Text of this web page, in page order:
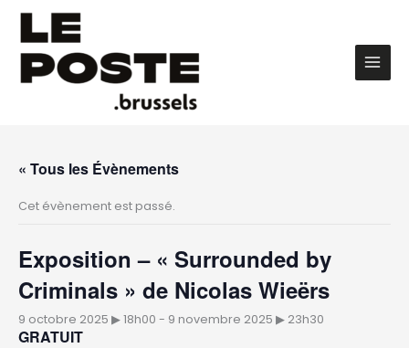
contenu
Main
« Tous les Évènements
Cet évènement est passé.
Exposition – « Surrounded by
Criminals » de Nicolas Wieërs
9 octobre 2025 ▶︎ 18h00 - 9 novembre 2025 ▶︎ 23h30
GRATUIT